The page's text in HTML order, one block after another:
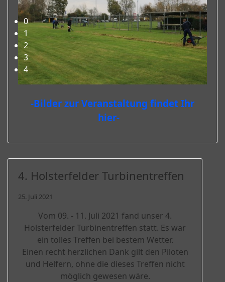
Herzlich Willkommen beim FMC-Rheine e.V.!
0
1
2
3
4
-Bilder zur Veranstaltung findet Ihr
hier-
4. Holsterfelder Turbinentreffen
25. Juli 2021
Vom 09. - 11. Juli 2021 fand unser 4.
Holsterfelder Turbinentreffen statt. Es war
ein tolles Treffen bei bestem Wetter.
Einen recht herzlichen Dank gilt den Piloten
und Helfern, ohne die dieses Treffen nicht
möglich gewesen wäre.